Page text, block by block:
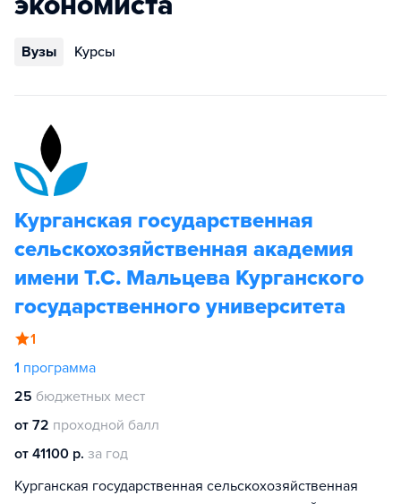
Вузы Курсы
Курганская государственная
сельскохозяйственная академия
имени Т.С. Мальцева Курганского
государственного университета
1
1 программа
25 бюджетных мест
от 72 проходной балл
от 41100 р. за год
Курганская государственная сельскохозяйственная